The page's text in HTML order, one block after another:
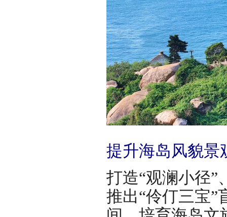
提升海岛风貌景
打造“观澜小径”
推出“伶仃三宝